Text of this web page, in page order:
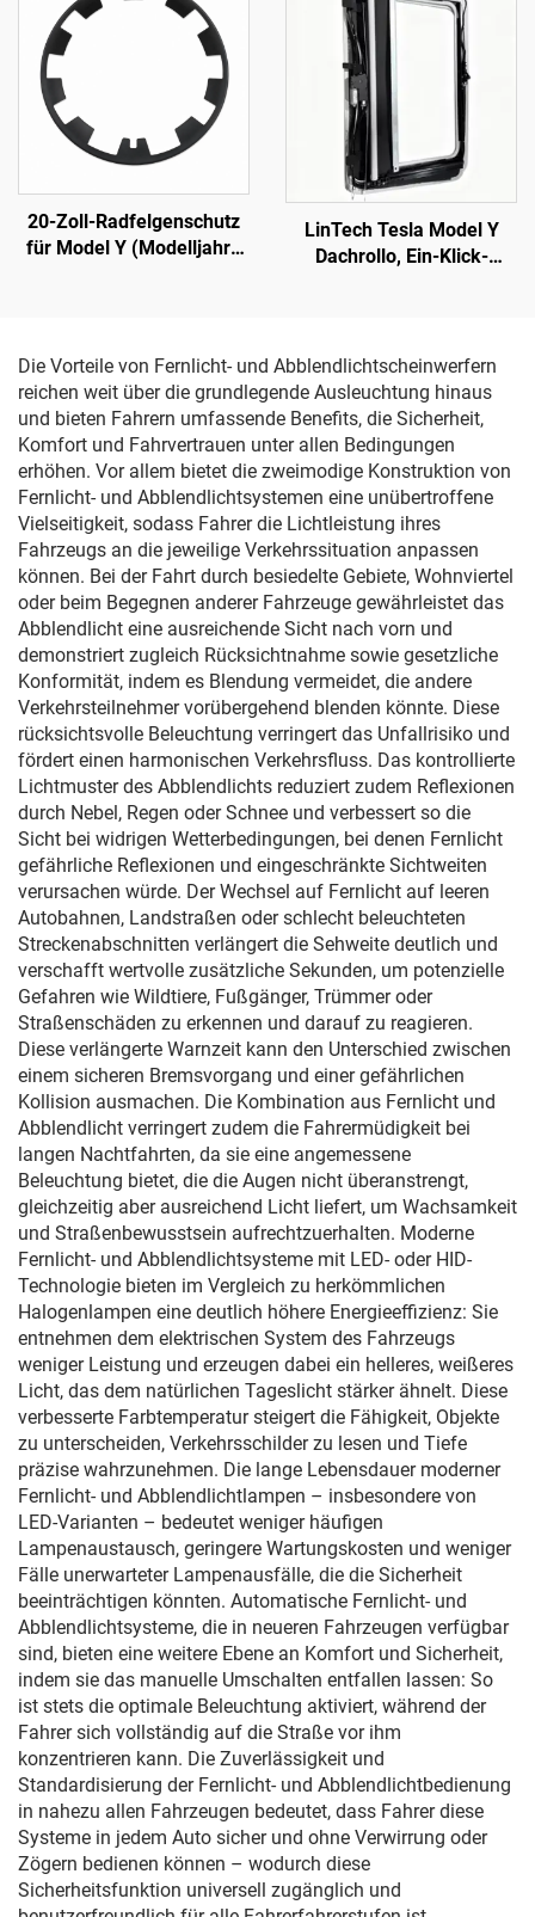
20-Zoll-Radfelgenschutz
für Model Y (Modelljahre
LinTech Tesla Model Y
Dachrollo, Ein-Klick-
Die Vorteile von Fernlicht- und Abblendlichtscheinwerfern
reichen weit über die grundlegende Ausleuchtung hinaus
und bieten Fahrern umfassende Benefits, die Sicherheit,
Komfort und Fahrvertrauen unter allen Bedingungen
erhöhen. Vor allem bietet die zweimodige Konstruktion von
Fernlicht- und Abblendlichtsystemen eine unübertroffene
Vielseitigkeit, sodass Fahrer die Lichtleistung ihres
Fahrzeugs an die jeweilige Verkehrssituation anpassen
können. Bei der Fahrt durch besiedelte Gebiete, Wohnviertel
oder beim Begegnen anderer Fahrzeuge gewährleistet das
Abblendlicht eine ausreichende Sicht nach vorn und
demonstriert zugleich Rücksichtnahme sowie gesetzliche
Konformität, indem es Blendung vermeidet, die andere
Verkehrsteilnehmer vorübergehend blenden könnte. Diese
rücksichtsvolle Beleuchtung verringert das Unfallrisiko und
fördert einen harmonischen Verkehrsfluss. Das kontrollierte
Lichtmuster des Abblendlichts reduziert zudem Reflexionen
durch Nebel, Regen oder Schnee und verbessert so die
Sicht bei widrigen Wetterbedingungen, bei denen Fernlicht
gefährliche Reflexionen und eingeschränkte Sichtweiten
verursachen würde. Der Wechsel auf Fernlicht auf leeren
Autobahnen, Landstraßen oder schlecht beleuchteten
Streckenabschnitten verlängert die Sehweite deutlich und
verschafft wertvolle zusätzliche Sekunden, um potenzielle
Gefahren wie Wildtiere, Fußgänger, Trümmer oder
Straßenschäden zu erkennen und darauf zu reagieren.
Diese verlängerte Warnzeit kann den Unterschied zwischen
einem sicheren Bremsvorgang und einer gefährlichen
Kollision ausmachen. Die Kombination aus Fernlicht und
Abblendlicht verringert zudem die Fahrermüdigkeit bei
langen Nachtfahrten, da sie eine angemessene
Beleuchtung bietet, die die Augen nicht überanstrengt,
gleichzeitig aber ausreichend Licht liefert, um Wachsamkeit
und Straßenbewusstsein aufrechtzuerhalten. Moderne
Fernlicht- und Abblendlichtsysteme mit LED- oder HID-
Technologie bieten im Vergleich zu herkömmlichen
Halogenlampen eine deutlich höhere Energieeffizienz: Sie
entnehmen dem elektrischen System des Fahrzeugs
weniger Leistung und erzeugen dabei ein helleres, weißeres
Licht, das dem natürlichen Tageslicht stärker ähnelt. Diese
verbesserte Farbtemperatur steigert die Fähigkeit, Objekte
zu unterscheiden, Verkehrsschilder zu lesen und Tiefe
präzise wahrzunehmen. Die lange Lebensdauer moderner
Fernlicht- und Abblendlichtlampen – insbesondere von
LED-Varianten – bedeutet weniger häufigen
Lampenaustausch, geringere Wartungskosten und weniger
Fälle unerwarteter Lampenausfälle, die die Sicherheit
beeinträchtigen könnten. Automatische Fernlicht- und
Abblendlichtsysteme, die in neueren Fahrzeugen verfügbar
sind, bieten eine weitere Ebene an Komfort und Sicherheit,
indem sie das manuelle Umschalten entfallen lassen: So
ist stets die optimale Beleuchtung aktiviert, während der
Fahrer sich vollständig auf die Straße vor ihm
konzentrieren kann. Die Zuverlässigkeit und
Standardisierung der Fernlicht- und Abblendlichtbedienung
in nahezu allen Fahrzeugen bedeutet, dass Fahrer diese
Systeme in jedem Auto sicher und ohne Verwirrung oder
Zögern bedienen können – wodurch diese
Sicherheitsfunktion universell zugänglich und